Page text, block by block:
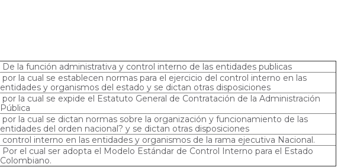
De la función administrativa y control interno de las entidades publicas
por la cual se establecen normas para el ejercicio del control interno en las
entidades y organismos del estado y se dictan otras disposiciones
por la cual se expide el Estatuto General de Contratación de la Administración
Pública
por la cual se dictan normas sobre la organización y funcionamiento de las
entidades del orden nacional? y se dictan otras disposiciones
control interno en las entidades y organismos de la rama ejecutiva Nacional.
Por el cual ser adopta el Modelo Estándar de Control Interno para el Estado
Colombiano.